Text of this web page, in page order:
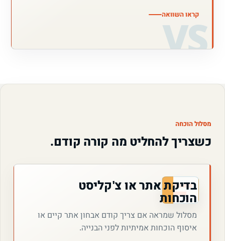
קראו השוואה
מסלול הוכחה
כשצריך להחליט מה קורה קודם.
בדיקת אתר או צ'קליסט
הוכחות
מסלול שמראה אם צריך קודם אבחון אתר קיים או
איסוף הוכחות אמיתיות לפני הבנייה.